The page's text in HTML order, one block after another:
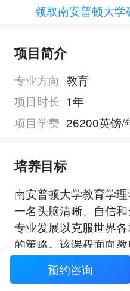
领取南安普顿大
项目简介
专业方向 教育
项目时长 1年
项目学费 26200英镑/
培养目标
南安普顿大学教育学
一名头脑清晰、自信
专业发展以克服世界
的策略。该课程面向
行政职务的人，正在
做出积极的改变。学
预约咨询